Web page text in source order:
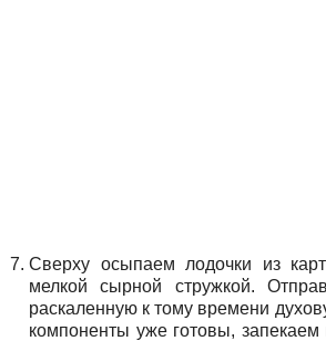
Сверху осыпаем лодочки из
мелкой сырной стружкой.
раскаленную к тому времени
компоненты уже готовы, запекаем